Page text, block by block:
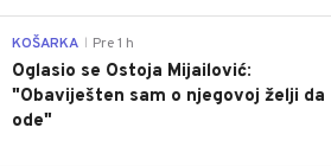
KOŠARKA Pre 1 h
Oglasio se Ostoja Mijailović:
"Obaviješten sam o njegovoj želji da
ode"